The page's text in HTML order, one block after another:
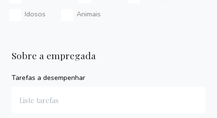
Idosos
Animais
Sobre a empregada
Tarefas a desempenhar